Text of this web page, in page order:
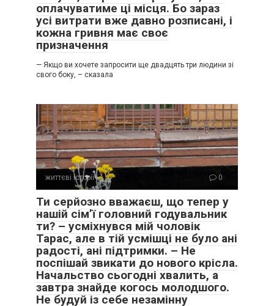
оплачуватиме ці місця. Бо зараз
усі витрати вже давно розписані, і
кожна гривня має своє
призначення
— Якщо ви хочете запросити ще двадцять три людини зі
свого боку, – сказала
життєві історії 0
Ти серйозно вважаєш, що тепер у
нашій сім’ї головний годувальник
ти? – усміхнувся мій чоловік
Тарас, але в тій усмішці не було ані
радості, ані підтримки. – Не
поспішай звикати до нового крісла.
Начальство сьогодні хвалить, а
завтра знайде когось молодшого.
Не будуй із себе незамінну